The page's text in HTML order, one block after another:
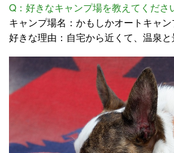
Q：好きなキャンプ場を教えてくださ
キャンプ場名：かもしかオートキャン
好きな理由：自宅から近くて、温泉